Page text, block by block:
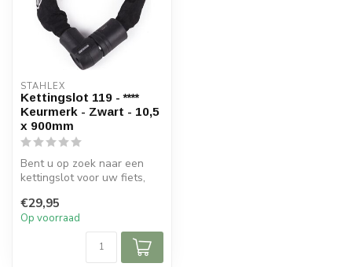
STAHLEX
Kettingslot 119 - ****
Keurmerk - Zwart - 10,5
x 900mm
Bent u op zoek naar een
kettingslot voor uw fiets,
€29,95
Op voorraad